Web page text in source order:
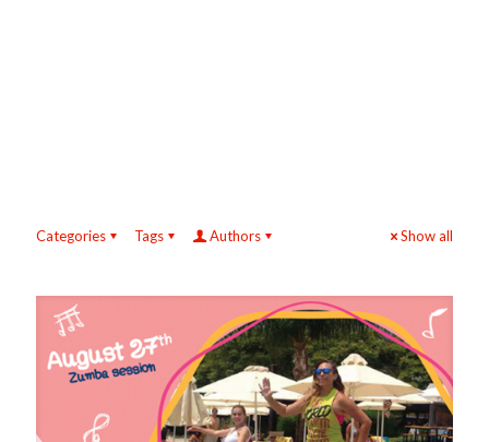
Categories Tags Authors Show all